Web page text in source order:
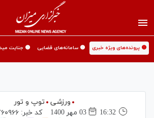
🟡 پرونده‌های ویژه خبری 🟡 سامانه‌های قضایی 🟡 جنایت
ورزشی
توپ و تور
16:32
03 مهر 1400 کد خبر: